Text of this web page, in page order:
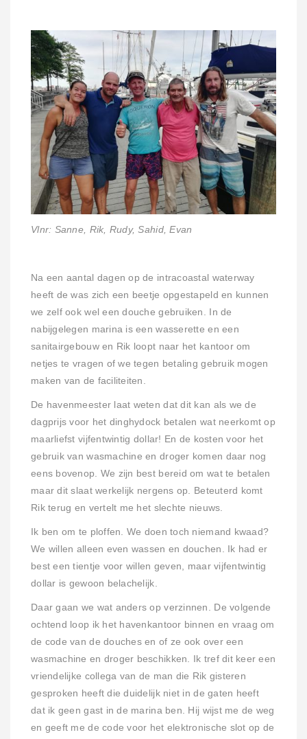
Vlnr: Sanne, Rik, Rudy, Sahid, Evan
Na een aantal dagen op de intracoastal waterway
heeft de was zich een beetje opgestapeld en kunnen
we zelf ook wel een douche gebruiken. In de
nabijgelegen marina is een wasserette en een
sanitairgebouw en Rik loopt naar het kantoor om
netjes te vragen of we tegen betaling gebruik mogen
maken van de faciliteiten.
De havenmeester laat weten dat dit kan als we de
dagprijs voor het dinghydock betalen wat neerkomt op
maarliefst vijfentwintig dollar! En de kosten voor het
gebruik van wasmachine en droger komen daar nog
eens bovenop. We zijn best bereid om wat te betalen
maar dit slaat werkelijk nergens op. Beteuterd komt
Rik terug en vertelt me het slechte nieuws.
Ik ben om te ploffen. We doen toch niemand kwaad?
We willen alleen even wassen en douchen. Ik had er
best een tientje voor willen geven, maar vijfentwintig
dollar is gewoon belachelijk.
Daar gaan we wat anders op verzinnen. De volgende
ochtend loop ik het havenkantoor binnen en vraag om
de code van de douches en of ze ook over een
wasmachine en droger beschikken. Ik tref dit keer een
vriendelijke collega van de man die Rik gisteren
gesproken heeft die duidelijk niet in de gaten heeft
dat ik geen gast in de marina ben. Hij wijst me de weg
en geeft me de code voor het elektronische slot op de